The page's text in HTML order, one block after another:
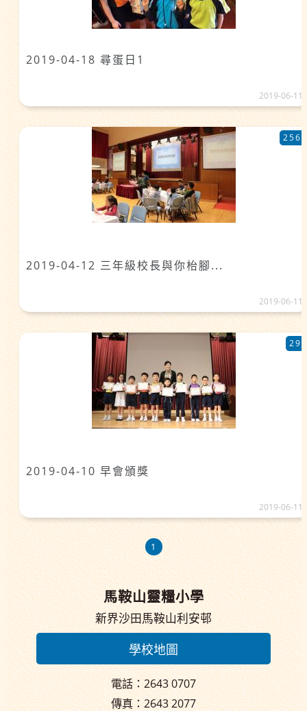
2019-04-18 尋蛋日1
2019-06-11
2019-04-12 三年級校長與你枱腳...
256
2019-06-11
2019-04-10 早會頒獎
29
2019-06-11
1
馬鞍山靈糧小學
新界沙田馬鞍山利安邨
學校地圖
電話：2643 0707
傳真：2643 2077